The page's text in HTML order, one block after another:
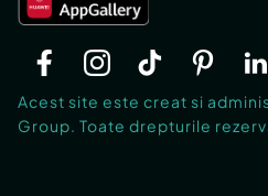
Acest site este creat si
Group. Toate drepturile